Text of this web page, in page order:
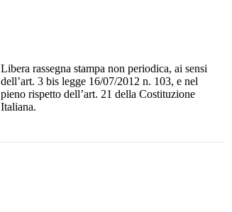
Libera rassegna stampa non periodica, ai sensi
dell’art. 3 bis legge 16/07/2012 n. 103, e nel
pieno rispetto dell’art. 21 della Costituzione
Italiana.